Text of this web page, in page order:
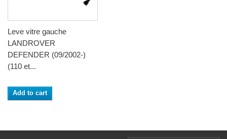
Leve vitre gauche
LANDROVER
DEFENDER (09/2002-)
(110 et...
Add to cart